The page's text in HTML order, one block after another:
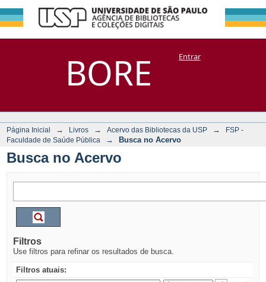
BORE
Busca no Acervo
DSpace/Manakin + CoriscoEntrar
Página Inicial → Livros → Acervo das Bibliotecas da USP →
FSP -
Faculdade de Saúde Pública
→ Busca no Acervo
Busca no Acervo
Filtros
Use filtros para refinar os resultados de busca.
Filtros atuais: